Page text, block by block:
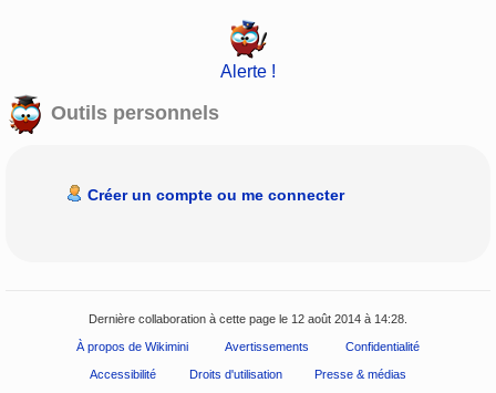
Alerte !
Outils personnels
Créer un compte ou me connecter
Dernière collaboration à cette page le 12 août 2014 à 14:28.
À propos de Wikimini Avertissements Confidentialité
Accessibilité Droits d'utilisation Presse & médias